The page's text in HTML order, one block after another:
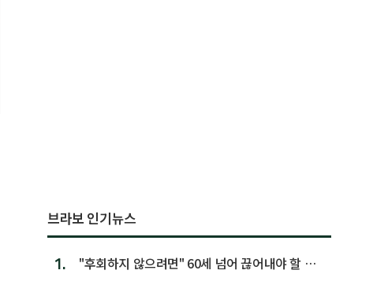
브라보 인기뉴스
1.
"후회하지 않으려면" 60세 넘어 끊어내야 할 사